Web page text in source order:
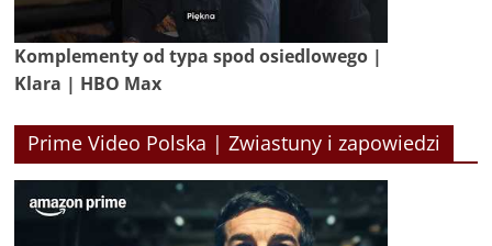
Komplementy od typa spod osiedlowego |
Klara | HBO Max
Prime Video Polska | Zwiastuny i zapowiedzi